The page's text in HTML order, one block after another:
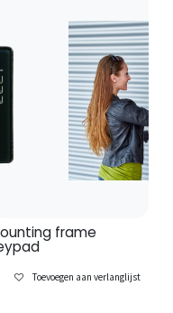
frame
Toevoegen aan verlanglijst